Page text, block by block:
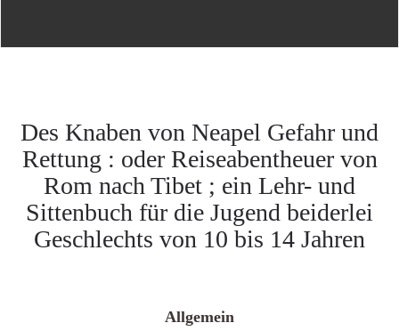
Des Knaben von Neapel Gefahr und
Rettung : oder Reiseabentheuer von
Rom nach Tibet ; ein Lehr- und
Sittenbuch für die Jugend beiderlei
Geschlechts von 10 bis 14 Jahren
Allgemein